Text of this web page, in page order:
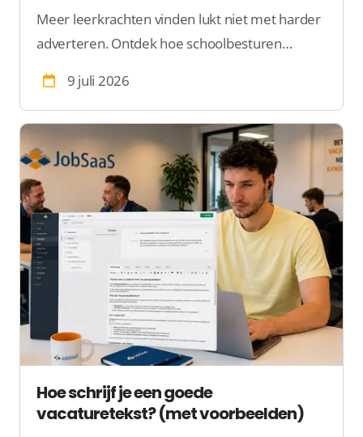
Meer leerkrachten vinden lukt niet met harder
adverteren. Ontdek hoe schoolbesturen
structureel bereiken.
9 juli 2026
Hoe schrijf je een goede
vacaturetekst? (met voorbeelden)